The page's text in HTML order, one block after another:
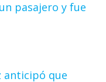
pasajero y fue
anticipó que